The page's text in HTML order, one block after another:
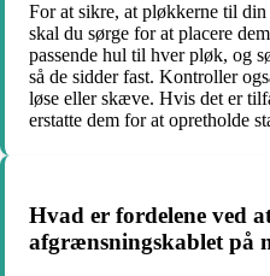
For at sikre, at pløkkerne til
skal du sørge for at placere
passende hul til hver pløk, og
så de sidder fast. Kontroller
løse eller skæve. Hvis det er
erstatte dem for at opretholde
Hvad er fordelene ved
afgrænsningskablet på